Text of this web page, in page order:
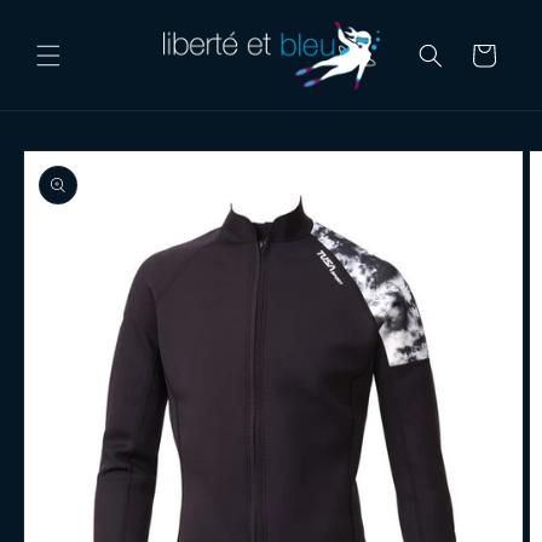
Cart
Skip to
product
information